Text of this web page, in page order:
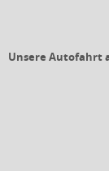
Unsere Autofahrt